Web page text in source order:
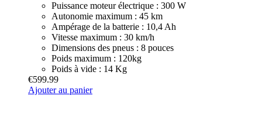
Puissance moteur électrique : 300 W
Autonomie maximum : 45 km
Ampérage de la batterie : 10,4 Ah
Vitesse maximum : 30 km/h
Dimensions des pneus : 8 pouces
Poids maximum : 120kg
Poids à vide : 14 Kg
€599.99
Ajouter au panier